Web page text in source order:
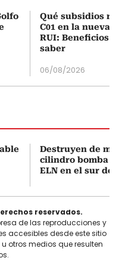
Qué subsidios
C01 en la nueva
RUI: Beneficios
saber
06/08/2026
Destruyen de
cilindro bomba
ELN en el sur de
reservados.
de las reproducciones y
accesibles desde este sitio
otros medios que resulten